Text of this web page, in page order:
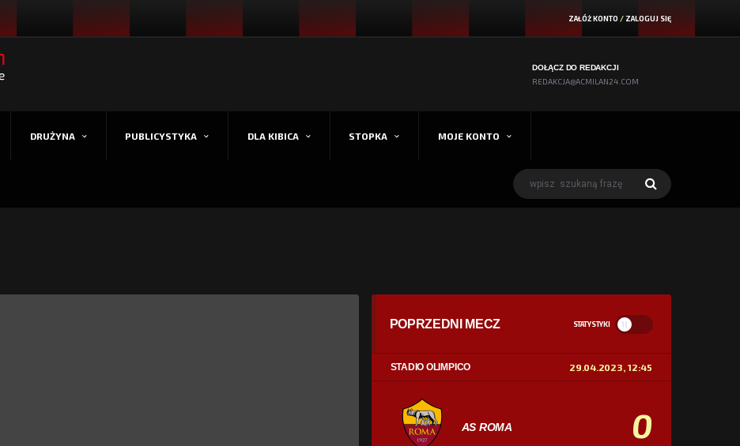
ZAŁÓŻ KONTO / ZALOGUJ SIĘ
DOŁĄCZ DO REDAKCJI
REDAKCJA@ACMILAN24.COM
DRUŻYNA PUBLICYSTYKA DLA KIBICA STOPKA MOJE KONTO
POPRZEDNI MECZ STATYSTYKI
STADIO OLIMPICO 29.04.2023, 12:45
AS ROMA 0